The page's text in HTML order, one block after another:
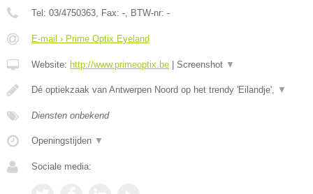
Tel: 03/4750363 , Fax: - , BTW-nr: -
E-mail › Prime Optix Eyeland
Website: http://www.primeoptix.be Screenshot ▼
Dé optiekzaak van Antwerpen Noord op het trendy 'Eilandje', ▼
Diensten onbekend
Openingstijden ▼
Sociale media: